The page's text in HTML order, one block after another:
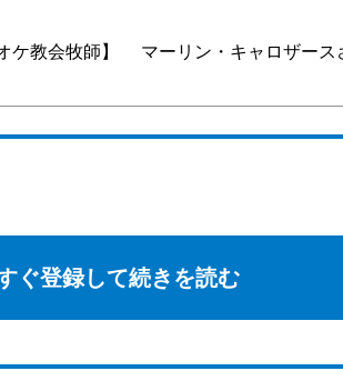
教会牧師】 マーリン・キャロザース
ぐ登録して続きを読む